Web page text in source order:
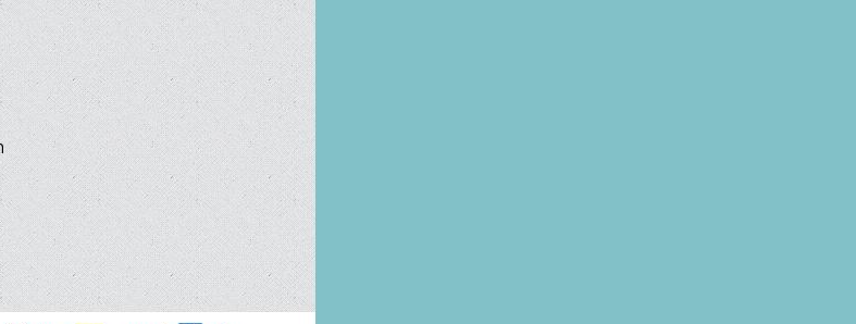
จิตแจ่มดั่งดวงจันทร์        ส่องหล้าเย็นเป็นสุขเอย